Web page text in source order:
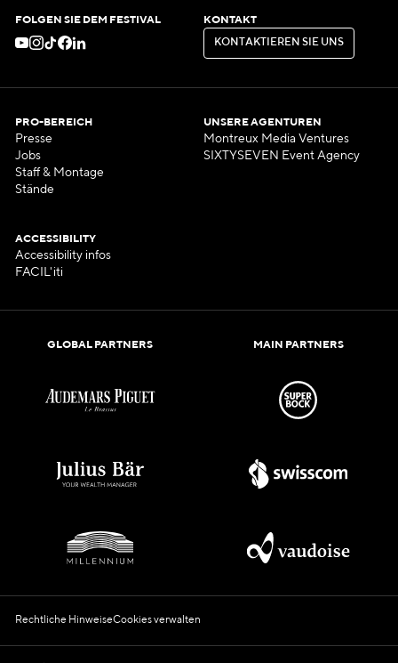
FOLGEN SIE DEM FESTIVAL KONTAKT
KON AKT EREN SI E UN S
KONTAKTIERENSIEUNS
PRO-BEREICH
Presse
Jobs
Staff & Montage
Stände
UNSERE AGENTUREN
Montreux Media Ventures
SIXTYSEVEN Event Agency
ACCESSIBILITY
Accessibility infos
FACIL'iti
GLOBAL PARTNERS MAIN PARTNERS
Rechtliche HinweiseCookies verwalten